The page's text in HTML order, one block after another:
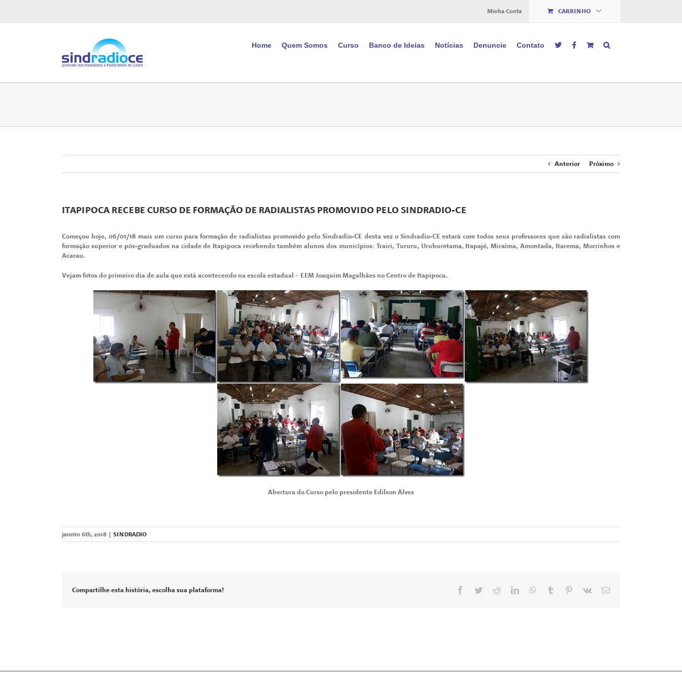
o
Minha Conta CARRINHO
Home Quem Somos Curso Banco de Ideias Notícias Denuncie Contato
Anterior Próximo
ITAPIPOCA RECEBE CURSO DE FORMAÇÃO DE RADIALISTAS PROMOVIDO PELO SINDRADIO-CE
Começou hoje, 06/01/18 mais um curso para formação de radialistas promovido pelo Sindradio-CE desta vez o Sindradio-CE estará com todos seus professores que são radialistas com
formação superior e pós-graduados na cidade de Itapipoca recebendo também alunos dos municípios: Trairi, Tururu, Uruburetama, Itapajé, Miraíma, Amontada, Itarema, Morrinhos e
Acarau.
Vejam fotos do primeiro dia de aula que está acontecendo na escola estadual – EEM Joaquim Magalhães no Centro de Itapipoca.
Abertura do Curso pelo presidente Edilson Alves
janeiro 6th, 2018 SINDRADIO
Compartilhe esta história, escolha sua plataforma! Facebook
TwitterRedditLinkedInWhatsApp
Tumblr Pinterest
Vk
E-